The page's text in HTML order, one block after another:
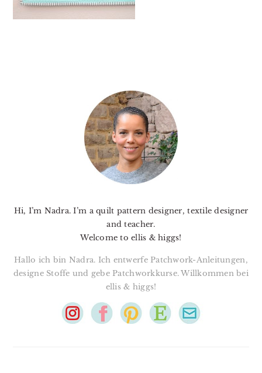
Hi, I’m Nadra. I’m a quilt pattern designer, textile designer
and teacher.
Welcome to ellis & higgs!
Hallo ich bin Nadra. Ich entwerfe Patchwork-Anleitungen,
designe Stoffe und gebe Patchworkkurse. Willkommen bei
ellis & higgs!